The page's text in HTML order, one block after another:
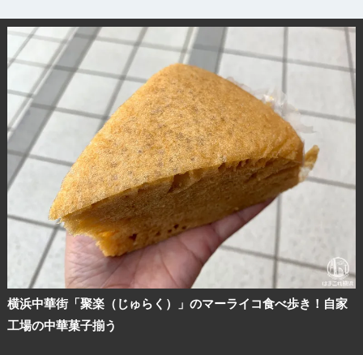
横浜中華街「聚楽（じゅらく）」のマーライコ食べ歩き！自家
工場の中華菓子揃う